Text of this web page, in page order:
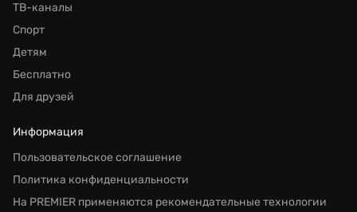
ТВ-каналы
Спорт
Детям
Бесплатно
Для друзей
Информация
Пользовательское соглашение
Политика конфиденциальности
На PREMIER применяются рекомендательные технологии